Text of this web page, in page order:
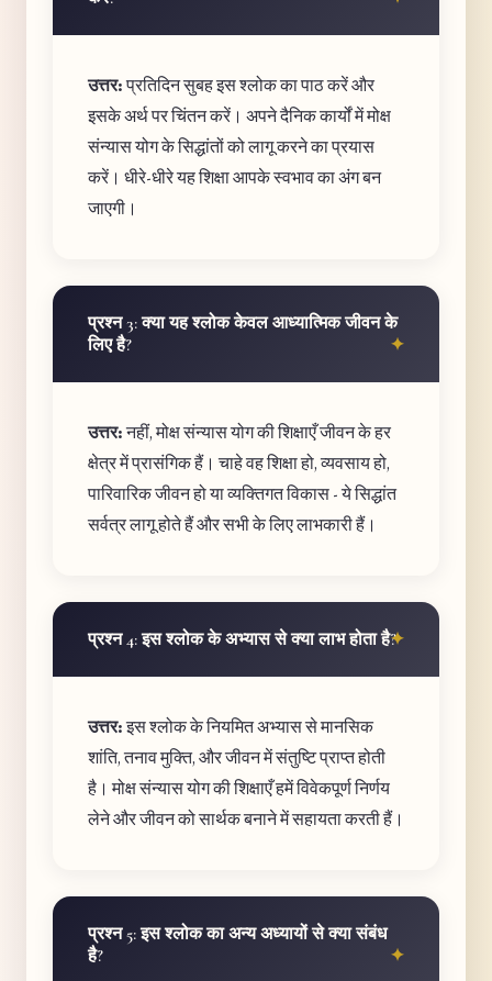
उत्तर:प्रतिदिन सुबह इस श्लोक का पाठ करें और
इसके अर्थ पर चिंतन करें। अपने दैनिक कार्यों में मोक्ष
संन्यास योग के सिद्धांतों को लागू करने का प्रयास
करें। धीरे-धीरे यह शिक्षा आपके स्वभाव का अंग बन
जाएगी।
प्रश्न 3: क्या यह श्लोक केवल आध्यात्मिक जीवन के
लिए है?
उत्तर:नहीं, मोक्ष संन्यास योग की शिक्षाएँ जीवन के हर
क्षेत्र में प्रासंगिक हैं। चाहे वह शिक्षा हो, व्यवसाय हो,
पारिवारिक जीवन हो या व्यक्तिगत विकास - ये सिद्धांत
सर्वत्र लागू होते हैं और सभी के लिए लाभकारी हैं।
प्रश्न 4: इस श्लोक के अभ्यास से क्या लाभ होता है?
उत्तर:इस श्लोक के नियमित अभ्यास से मानसिक
शांति, तनाव मुक्ति, और जीवन में संतुष्टि प्राप्त होती
है। मोक्ष संन्यास योग की शिक्षाएँ हमें विवेकपूर्ण निर्णय
लेने और जीवन को सार्थक बनाने में सहायता करती हैं।
प्रश्न 5: इस श्लोक का अन्य अध्यायों से क्या संबंध
है?